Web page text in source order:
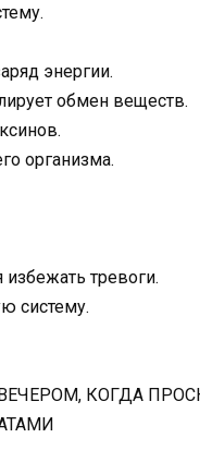
энергии.
обмен веществ.
организма.
тревоги.
систему.